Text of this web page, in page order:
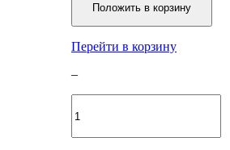
Положить в корзину
Перейти в корзину
–